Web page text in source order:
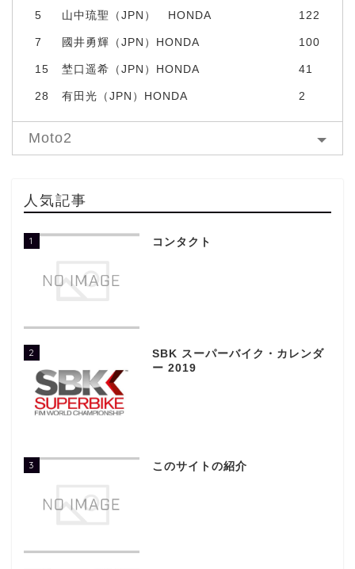
5 山中琉聖（JPN） HONDA 122
7 國井勇輝（JPN）HONDA 100
15 埜口遥希（JPN）HONDA 41
28 有田光（JPN）HONDA 2
Moto2
人気記事
1 コンタクト
2
SBK スーパーバイク・カレンダ
ー 2019
3 このサイトの紹介